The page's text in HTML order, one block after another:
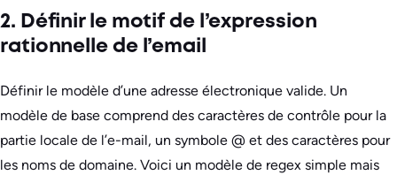
2. Définir le motif de l’expression
rationnelle de l’email
Définir le modèle d’une adresse électronique valide. Un
modèle de base comprend des caractères de contrôle pour la
partie locale de l’e-mail, un symbole @ et des caractères pour
les noms de domaine. Voici un modèle de regex simple mais